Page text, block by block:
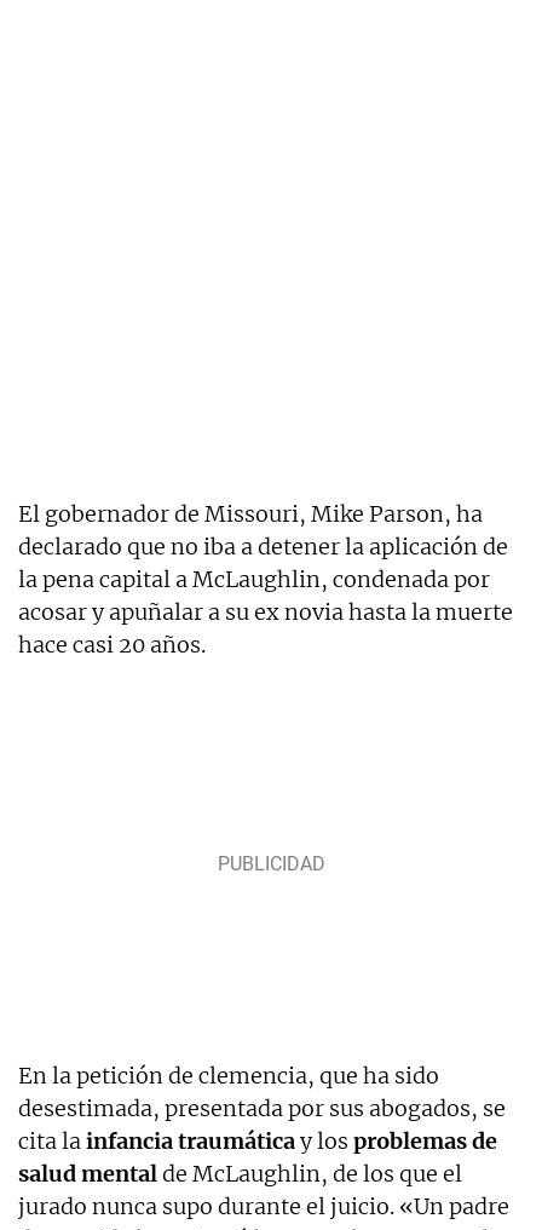
El gobernador de Missouri, Mike Parson, ha
declarado que no iba a detener la aplicación de
la pena capital a McLaughlin, condenada por
acosar y apuñalar a su ex novia hasta la muerte
hace casi 20 años.
En la petición de clemencia, que ha sido
desestimada, presentada por sus abogados, se
cita lainfancia traumáticay los problemas de
salud mentalde McLaughlin, de los que el
jurado nunca supo durante el juicio. «Un padre